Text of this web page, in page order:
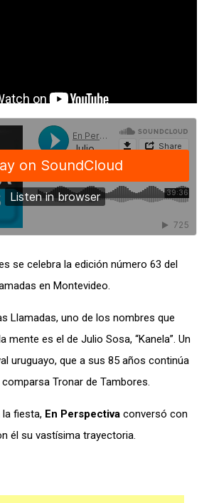
se celebra la edición número 63 del
en Montevideo.
Llamadas, uno de los nombres que
mente es el de Julio Sosa, “Kanela”. Un
uruguayo, que a sus 85 años continúa
Tronar de Tambores.
la fiesta, En Perspectiva conversó con
él su vastísima trayectoria.